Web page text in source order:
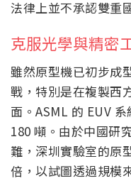
法律上並不承認雙重
克服光學與精密
雖然原型機已初步成
戰，特別是在複製西
面。ASML 的 EUV
180 噸。由於中國研
難，深圳實驗室的原
倍，以試圖透過規模